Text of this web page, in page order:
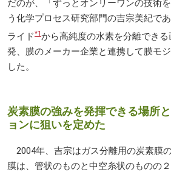
だのが、「ずっとオンリーワンの技術
う化学プロセス研究部門の吉宗美紀で
ライド*1から高純度の水素を分離でき
発、膜のメーカー企業と連携して膜モ
した。
炭素膜の強みを発揮できる場所として水素ステーシ
ョンに狙いを定めた
2004年、吉宗はガス分離用の炭素膜
膜は、管状のものと中空糸状のものの